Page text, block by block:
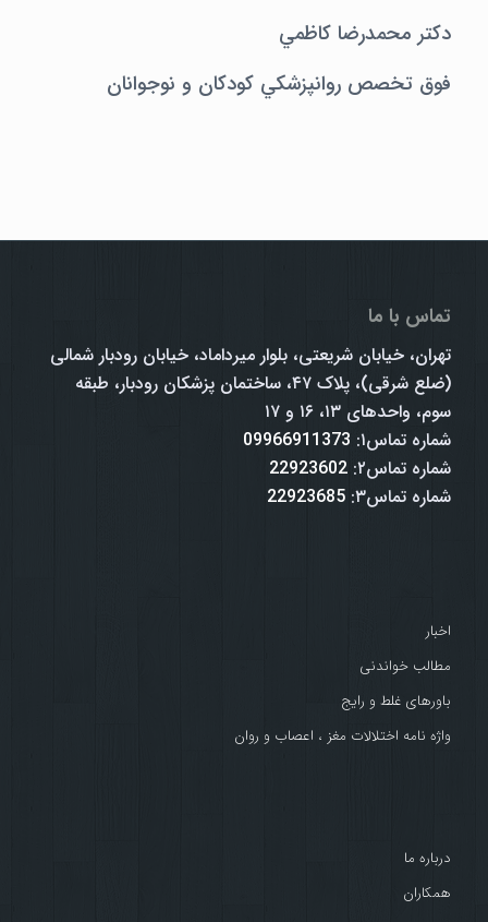
دکتر محمدرضا کاظمي
فوق تخصص روانپزشکي کودکان و نوجوانان
تماس با ما
تهران، خیابان شریعتی، بلوار میرداماد، خیابان رودبار شمالی
(ضلع شرقی)، پلاک ۴۷، ساختمان پزشکان رودبار، طبقه
سوم، واحدهای ۱۳، ۱۶ و ۱۷
شماره تماس۱:
09966911373
شماره تماس۲:
22923602
شماره تماس۳:
22923685
اخبار
مطالب خواندنی
باورهای غلط و رایج
واژه نامه اختلالات مغز ، اعصاب و روان
درباره ما
همکاران